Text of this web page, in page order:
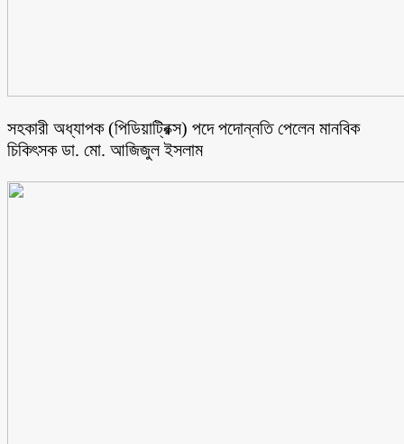
সহকারী অধ্যাপক (পিডিয়াট্রিক্স) পদে পদোন্নতি পেলেন মানবিক
চিকিৎসক ডা. মো. আজিজুল ইসলাম